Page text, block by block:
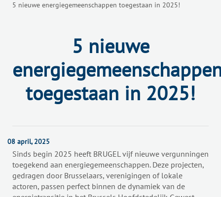
5 nieuwe energiegemeenschappen toegestaan in 2025!
5 nieuwe
toegestaan in 2025!
08 april, 2025
Sinds begin 2025 heeft BRUGEL vijf nieuwe vergunningen
toegekend aan energiegemeenschappen. Deze projecten,
gedragen door Brusselaars, verenigingen of lokale
actoren, passen perfect binnen de dynamiek van de